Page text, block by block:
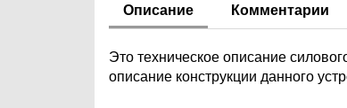
Описание Комментарии
Это техническое описание
описание конструкции данного